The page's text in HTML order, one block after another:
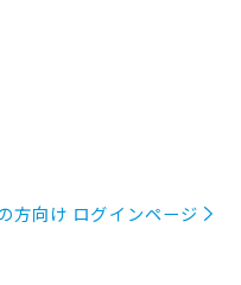
方向け ログインページ